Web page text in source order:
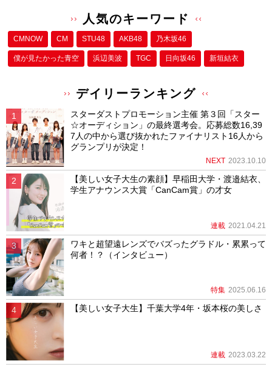
人気のキーワード
CMNOW CM STU48 AKB48 乃木坂46
僕が⾒たかった⻘空 浜辺美波 TGC 日向坂46 新垣結衣
デイリーランキング
スターダストプロモーション主催 第３回「スター
☆オーディション」の最終選考会。応募総数16,39
7人の中から選び抜かれたファイナリスト16人から
グランプリが決定！
NEXT 2023.10.10
【美しい女子大生の素顔】早稲田大学・渡邉結衣、
学生アナウンス大賞「CanCam賞」の才女
連載 2021.04.21
ワキと超望遠レンズでバズったグラドル・累累って
何者！？（インタビュー）
特集 2025.06.16
【美しい女子大生】千葉大学4年・坂本桜の美しさ
連載 2023.03.22